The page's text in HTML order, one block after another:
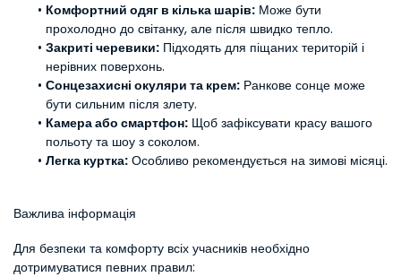
Комфортний одяг в кілька шарів: Може бути
прохолодно до світанку, але після швидко тепло.
Закриті черевики: Підходять для піщаних територій і
нерівних поверхонь.
Сонцезахисні окуляри та крем: Ранкове сонце може
бути сильним після злету.
Камера або смартфон: Щоб зафіксувати красу вашого
польоту та шоу з соколом.
Легка куртка: Особливо рекомендується на зимові місяці.
Важлива інформація
Для безпеки та комфорту всіх учасників необхідно
дотримуватися певних правил: